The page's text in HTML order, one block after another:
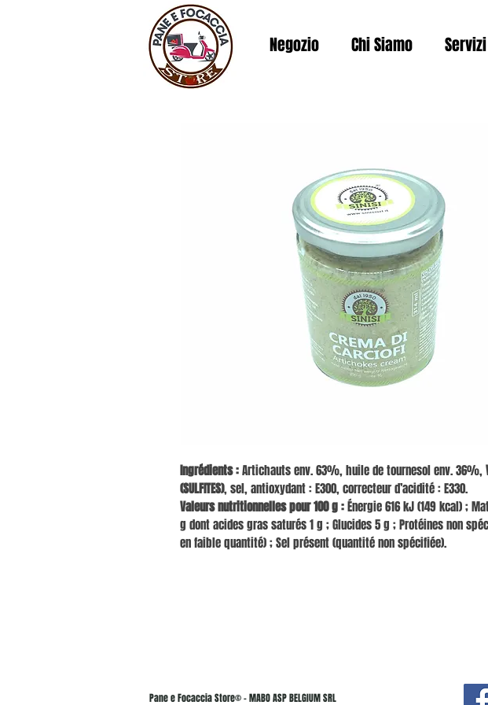
Negozio Chi Siamo Servizi
Ingrédients :Artichauts env. 63%, huile de tournesol env. 36%,
(SULFITES), sel, antioxydant : E300, correcteur d’acidité : E330.
Valeurs nutritionnelles pour 100 g :Énergie 616 kJ (149 kcal) ;
g dont acides gras saturés 1 g ; Glucides 5 g ; Protéines non
en faible quantité) ; Sel présent (quantité non spécifiée).
Pane e Focaccia Store© - MABO ASP BELGIUM SRL